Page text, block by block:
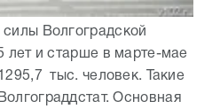
Волгоградской
лет и старше в марте-мае
тыс. человек. Такие
Основная